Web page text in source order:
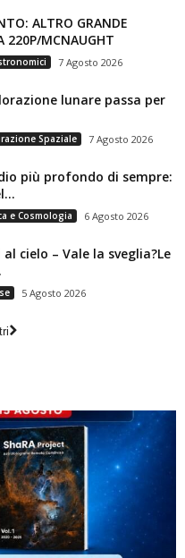
ALTRO GRANDE
220P/MCNAUGHT
7 Agosto 2026
lunare passa per
Spaziale 7 Agosto 2026
più profondo di sempre:
e Cosmologia 6 Agosto 2026
cielo – Vale la sveglia?Le
5 Agosto 2026